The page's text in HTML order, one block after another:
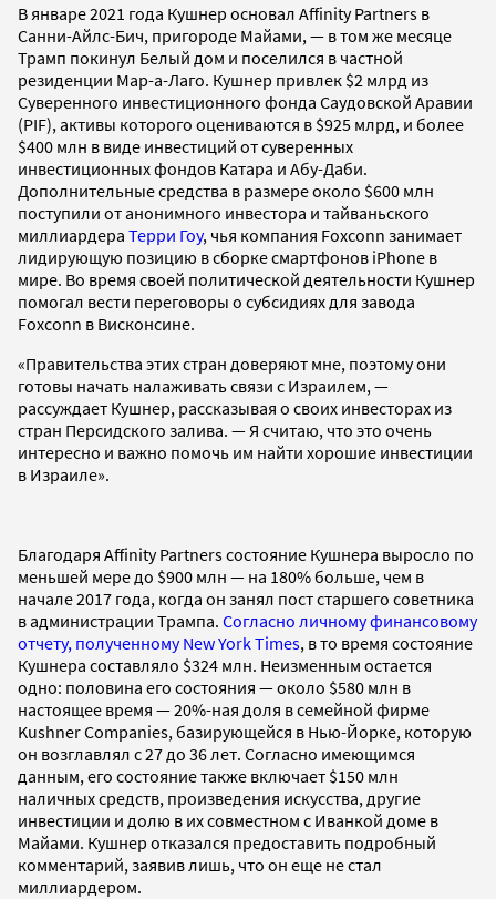
В январе 2021 года Кушнер основал Affinity Partners в
Санни-Айлс-Бич, пригороде Майами, — в том же месяце
Трамп покинул Белый дом и поселился в частной
резиденции Мар-а-Лаго. Кушнер привлек $2 млрд из
Суверенного инвестиционного фонда Саудовской Аравии
(PIF), активы которого оцениваются в $925 млрд, и более
$400 млн в виде инвестиций от суверенных
инвестиционных фондов Катара и Абу-Даби.
Дополнительные средства в размере около $600 млн
поступили от анонимного инвестора и тайваньского
миллиардера Терри Гоу, чья компания Foxconn занимает
лидирующую позицию в сборке смартфонов iPhone в
мире. Во время своей политической деятельности Кушнер
помогал вести переговоры о субсидиях для завода
Foxconn в Висконсине.
«Правительства этих стран доверяют мне, поэтому они
готовы начать налаживать связи с Израилем, —
рассуждает Кушнер, рассказывая о своих инвесторах из
стран Персидского залива. — Я считаю, что это очень
интересно и важно помочь им найти хорошие инвестиции
в Израиле».
Благодаря Affinity Partners состояние Кушнера выросло по
меньшей мере до $900 млн — на 180% больше, чем в
начале 2017 года, когда он занял пост старшего советника
в администрации Трампа. Согласно личному финансовому
отчету, полученному New York Times, в то время состояние
Кушнера составляло $324 млн. Неизменным остается
одно: половина его состояния — около $580 млн в
настоящее время — 20%-ная доля в семейной фирме
Kushner Companies, базирующейся в Нью-Йорке, которую
он возглавлял с 27 до 36 лет. Согласно имеющимся
данным, его состояние также включает $150 млн
наличных средств, произведения искусства, другие
инвестиции и долю в их совместном с Иванкой доме в
Майами. Кушнер отказался предоставить подробный
комментарий, заявив лишь, что он еще не стал
миллиардером.